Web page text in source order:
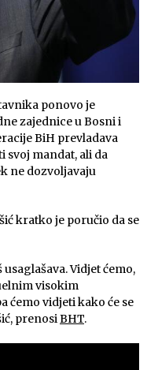
ponovo je
zajednice u Bosni i
BiH prevladava
svoj mandat, ali da
ne dozvoljavaju
kratko je poručio da se
Vidjet ćemo,
visokim
ćemo vidjeti kako će se
prenosiBHT.